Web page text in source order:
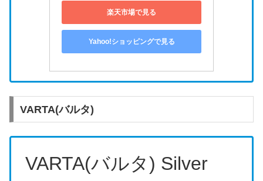
楽天市場で見る
Yahoo!ショッピングで見る
VARTA(バルタ)
VARTA(バルタ) Silver